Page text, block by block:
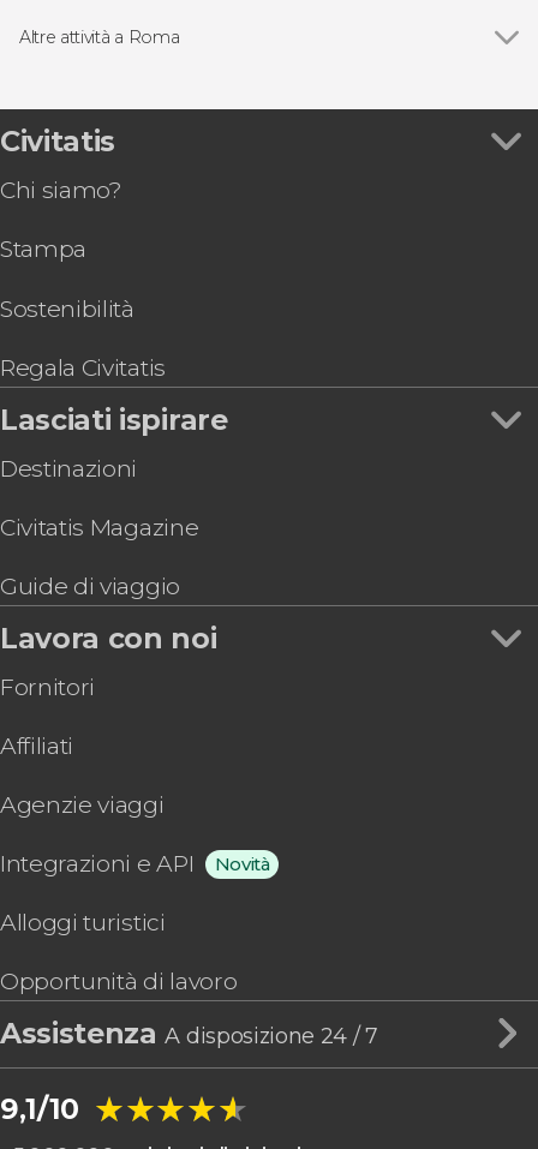
Fontana di Trevi
Musei Vaticani e Cappella Sistina
Campo de' Fiori
Castel Sant'Angelo
Trastevere
Basilica di San Pietro
Free tour di Roma
Escursioni di un giorno da Roma
Shuttle bus da Fiumicino e Ciampino
Gastronomia ed enoturismo a Roma
Altre attività a Roma
Tour dello Stadio Olimpico di Roma
Tour dei sotterranei di Via Appia e della
Caccia al tesoro: Angeli e Demoni, sulle tracce
Crociera con aperitivo sul Tevere
Fiumicino
Biglietti per la Basilica di Santa Maria Maggiore
con audioguida
Offerta: Vaticano + Colosseo, Foro e Palatino
Civitatis
Chi siamo?
Stampa
Sostenibilità
Regala Civitatis
Lasciati ispirare
Destinazioni
Civitatis Magazine
Guide di viaggio
Lavora con noi
Fornitori
Affiliati
Agenzie viaggi
Integrazioni e API Novità
Alloggi turistici
Opportunità di lavoro
AssistenzaA disposizione 24 / 7
9,1/10 ★★★★★
★★★★★